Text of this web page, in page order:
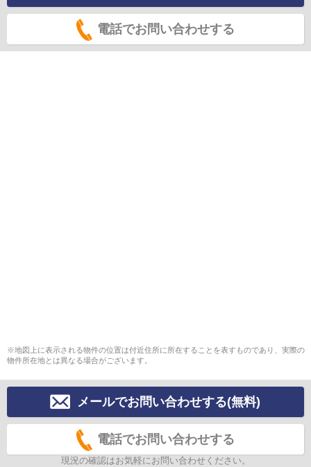
電話でお問い合わせする
※地図上に表示される物件の位置は付近住所に所在することを表すものであり、実際の
物件所在地とは異なる場合がございます。
メールでお問い合わせする(無料)
電話でお問い合わせする
現況の確認はお気軽にお問い合わせください。